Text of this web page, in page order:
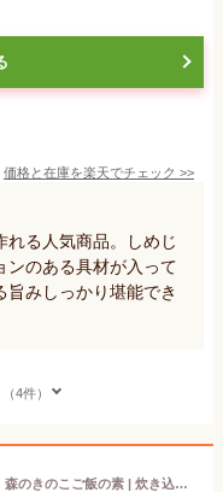
価格と在庫を楽天でチェック >>
れる人気商品。しめじ
ンのある具材が入って
みしっかり堪能でき
4件）
6種のきのこご飯【2合用・5食セット】森のきのこご飯の素 | 炊き込みご飯 釜飯 五目ご飯 炊き込みご飯の素 2合 素 きのこご飯 五目御飯 レトルト 混ぜ込みご飯の素 混ぜご飯の素 きのこ 椎茸 舞茸 しめじ エリンギ えのき きくらげ 簡単調理 送料無料 （メール便配送）